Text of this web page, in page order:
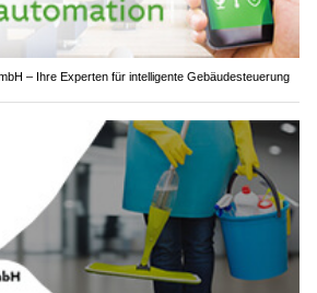
– Ihre Experten für intelligente Gebäudesteuerung